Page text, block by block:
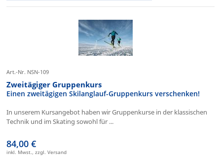
Art.-Nr. NSN-109
Zweitägiger Gruppenkurs
Einen zweitägigen Skilanglauf-Gruppenkurs verschenken!
In unserem Kursangebot haben wir Gruppenkurse in der klassischen
Technik und im Skating sowohl für ...
84,00 €
inkl. Mwst., zzgl. Versand